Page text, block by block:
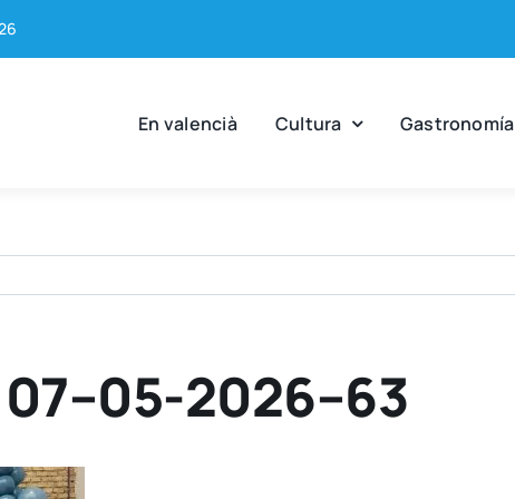
En valen­cià Cul­tu­ra Gas­tro­no­mía
2026–63